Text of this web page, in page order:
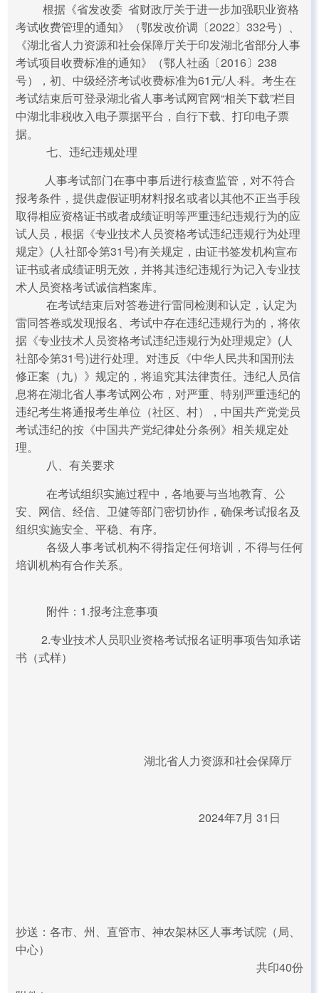
根据《省发改委 省财政厅关于进一步加强职业资格
考试收费管理的通知》（鄂发改价调〔2022〕332号）、
《湖北省人力资源和社会保障厅关于印发湖北省部分人事
考试项目收费标准的通知》（鄂人社函〔2016〕238
号），初、中级经济考试收费标准为61元/人·科。考生在
考试结束后可登录湖北省人事考试网官网“相关下载”栏目
中湖北非税收入电子票据平台，自行下载、打印电子票
据。
七、违纪违规处理
人事考试部门在事中事后进行核查监管，对不符合
报考条件，提供虚假证明材料报名或者以其他不正当手段
取得相应资格证书或者成绩证明等严重违纪违规行为的应
试人员，根据《专业技术人员资格考试违纪违规行为处理
规定》(人社部令第31号)有关规定，由证书签发机构宣布
证书或者成绩证明无效，并将其违纪违规行为记入专业技
术人员资格考试诚信档案库。
在考试结束后对答卷进行雷同检测和认定，认定为
雷同答卷或发现报名、考试中存在违纪违规行为的，将依
据《专业技术人员资格考试违纪违规行为处理规定》(人
社部令第31号)进行处理。对违反《中华人民共和国刑法
修正案（九）》规定的，将追究其法律责任。违纪人员信
息将在湖北省人事考试网公布，对严重、特别严重违纪的
违纪考生将通报考生单位（社区、村），中国共产党党员
考试违纪的按《中国共产党纪律处分条例》相关规定处
理。
八、有关要求
在考试组织实施过程中，各地要与当地教育、公
安、网信、经信、卫健等部门密切协作，确保考试报名及
组织实施安全、平稳、有序。
各级人事考试机构不得指定任何培训，不得与任何
培训机构有合作关系。
附件：1.报考注意事项
2.专业技术人员职业资格考试报名证明事项告知承诺
书（式样）
湖北省人力资源和社会保障厅
2024年7月 31日
抄送：各市、州、直管市、神农架林区人事考试院（局、
中心）
共印40份